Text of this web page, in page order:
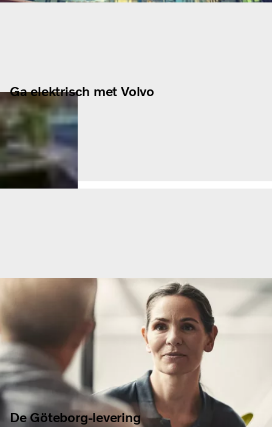
De Göteborg-levering
Ga elektrisch met Volvo